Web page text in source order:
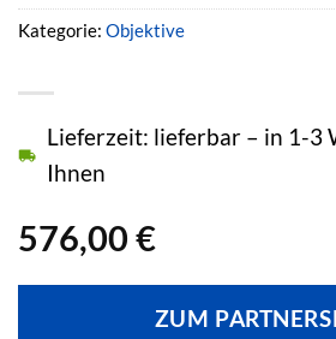
576,00 €
Lieferzeit: lieferbar – in 1-3
Ihnen
ZUM
Kategorie: Objektive